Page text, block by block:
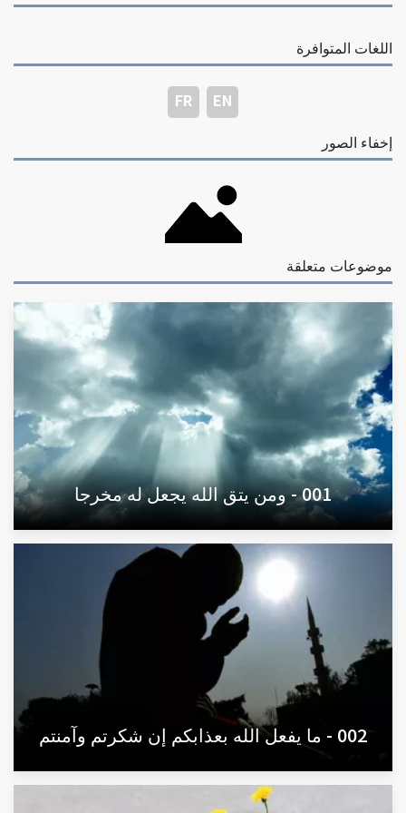
اللغات المتوافرة
EN
FR
إخفاء الصور
موضوعات متعلقة
001 - ومن يتق الله يجعل له مخرجا
002 - ما يفعل الله بعذابكم إن شكرتم وآمنتم